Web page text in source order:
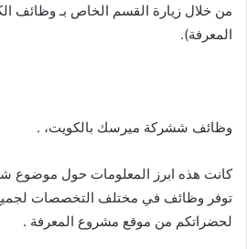
من خلال زيارة القسم الخاص بـ وظائف
المعرفة).
وظائف ششركة ميرسك بالكويت، .
كانت هذه ابرز المعلومات حول موضوع
توفر وظائف في مختلف التخصصات
لحضراتكم من موقع مشروع المعرفة .